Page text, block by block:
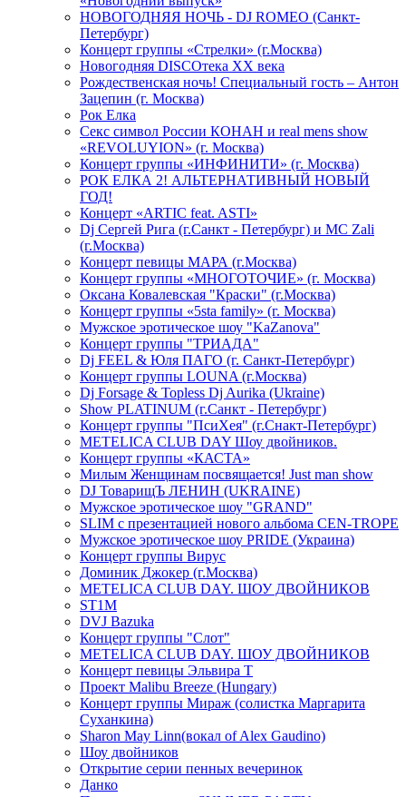
НОВОГОДНЯЯ НОЧЬ - DJ ROMEO (Санкт-
Петербург)
Концерт группы «Стрелки» (г.Москва)
Новогодняя DISCOтека ХХ века
Рождественская ночь! Специальный гость – Антон
Зацепин (г. Москва)
Рок Елка
Секс символ России КОНАН и real mens show
«REVOLUYION» (г. Москва)
Концерт группы «ИНФИНИТИ» (г. Москва)
РОК ЕЛКА 2! АЛЬТЕРНАТИВНЫЙ НОВЫЙ
ГОД!
Концерт «ARTIC feat. ASTI»
Dj Сергей Рига (г.Санкт - Петербург) и MC Zali
(г.Москва)
Концерт певицы МАРА (г.Москва)
Концерт группы «МНОГОТОЧИЕ» (г. Москва)
Оксана Ковалевская "Краски" (г.Москва)
Концерт группы «5sta family» (г. Москва)
Мужское эротическое шоу "KaZanova"
Концерт группы "ТРИАДА"
Dj FEEL & Юля ПАГО (г. Санкт-Петербург)
Концерт группы LOUNA (г.Москва)
Dj Forsage & Topless Dj Aurika (Ukraine)
Show PLATINUM (г.Санкт - Петербург)
Концерт группы "ПсиХея" (г.Снакт-Петербург)
METELICA CLUB DAY Шоу двойников.
Концерт группы «КАСТА»
Милым Женщинам посвящается! Just man show
DJ ТоварищЪ ЛЕНИН (UKRAINE)
Мужское эротическое шоу "GRAND"
SLIM с презентацией нового альбома CEN-TROPE
Мужское эротическое шоу PRIDE (Украина)
Концерт группы Вирус
Доминик Джокер (г.Москва)
METELICA CLUB DAY. ШОУ ДВОЙНИКОВ
ST1M
DVJ Bazuka
Концерт группы "Слот"
METELICA CLUB DAY. ШОУ ДВОЙНИКОВ
Концерт певицы Эльвира Т
Проект Malibu Breeze (Hungary)
Концерт группы Мираж (солистка Маргарита
Суханкина)
Sharon May Linn(вокал of Alex Gaudino)
Шоу двойников
Открытие серии пенных вечеринок
Данко